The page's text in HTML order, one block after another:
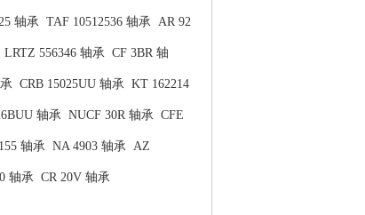
轴承 TAF 10512536 轴承 AR 92
LRTZ 556346 轴承 CF 3BR 轴
CRB 15025UU 轴承 KT 162214
轴承 NUCF 30R 轴承 CFE
轴承 NA 4903 轴承 AZ
轴承 CR 20V 轴承